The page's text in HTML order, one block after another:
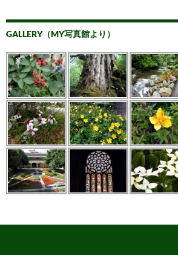
GALLERY（MY写真館より）